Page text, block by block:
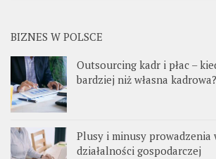
BIZNES W POLSCE
Outsourcing kadr i płac –
bardziej niż własna kadrowa?
Plusy i minusy prowadzenia
działalności gospodarczej